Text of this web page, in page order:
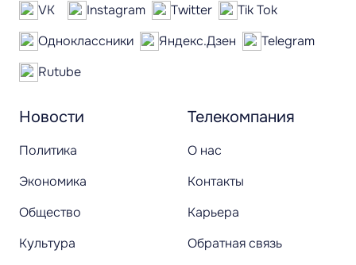
Новости
Политика
Экономика
Общество
Культура
Телекомпания
О нас
Контакты
Карьера
Обратная связь
VK Instagram Twitter
Tik Tok
Одноклассники
Яндекс.Дзен
Telegram
Rutube